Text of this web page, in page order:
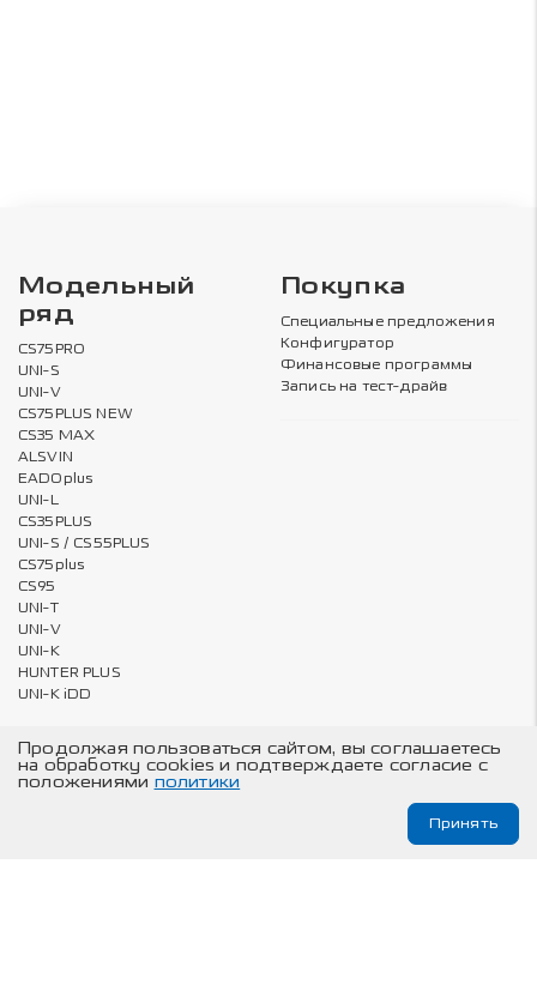
Модельный
ряд
CS75PRO
UNI-S
UNI-V
CS75PLUS NEW
CS35 MAX
ALSVIN
EADOplus
UNI-L
CS35PLUS
UNI-S / CS55PLUS
CS75plus
CS95
UNI-T
UNI-V
UNI-K
HUNTER PLUS
UNI-K iDD
Покупка
Специальные предложения
Конфигуратор
Финансовые программы
Запись на тест-драйв
Владельцам О компании
Продолжая пользоваться сайтом, вы соглашаетесь
на обработку cookies и подтверждаете согласие с
положениями политики
Принять